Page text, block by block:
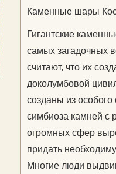
Каменные шары
Гигантские
самых загадочных
считают, что их
доколумбовой
созданы из особого
симбиоза камней с
огромных сфер
придать
Многие люди